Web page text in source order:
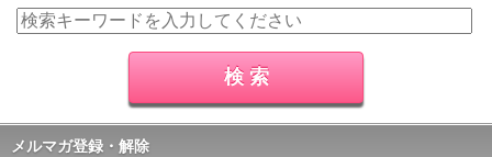
メルマガ登録・解除